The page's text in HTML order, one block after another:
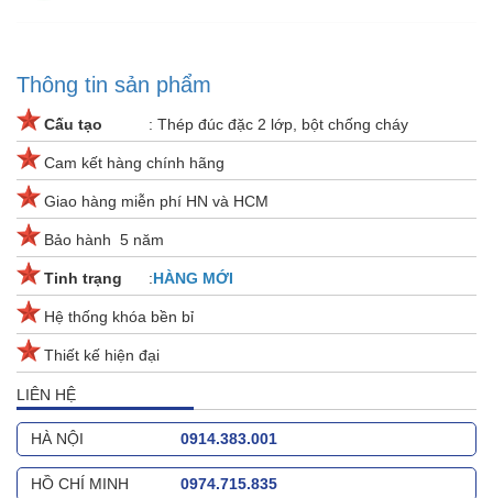
Thông tin sản phẩm
Cấu tạo : Thép đúc đặc 2 lớp, bột chống cháy
Cam kết hàng chính hãng
Giao hàng miễn phí HN và HCM
Bảo hành 5 năm
Tinh trạng :HÀNG MỚI
Hệ thống khóa bền bỉ
Thiết kế hiện đại
LIÊN HỆ
HÀ NỘI 0914.383.001
HỒ CHÍ MINH 0974.715.835